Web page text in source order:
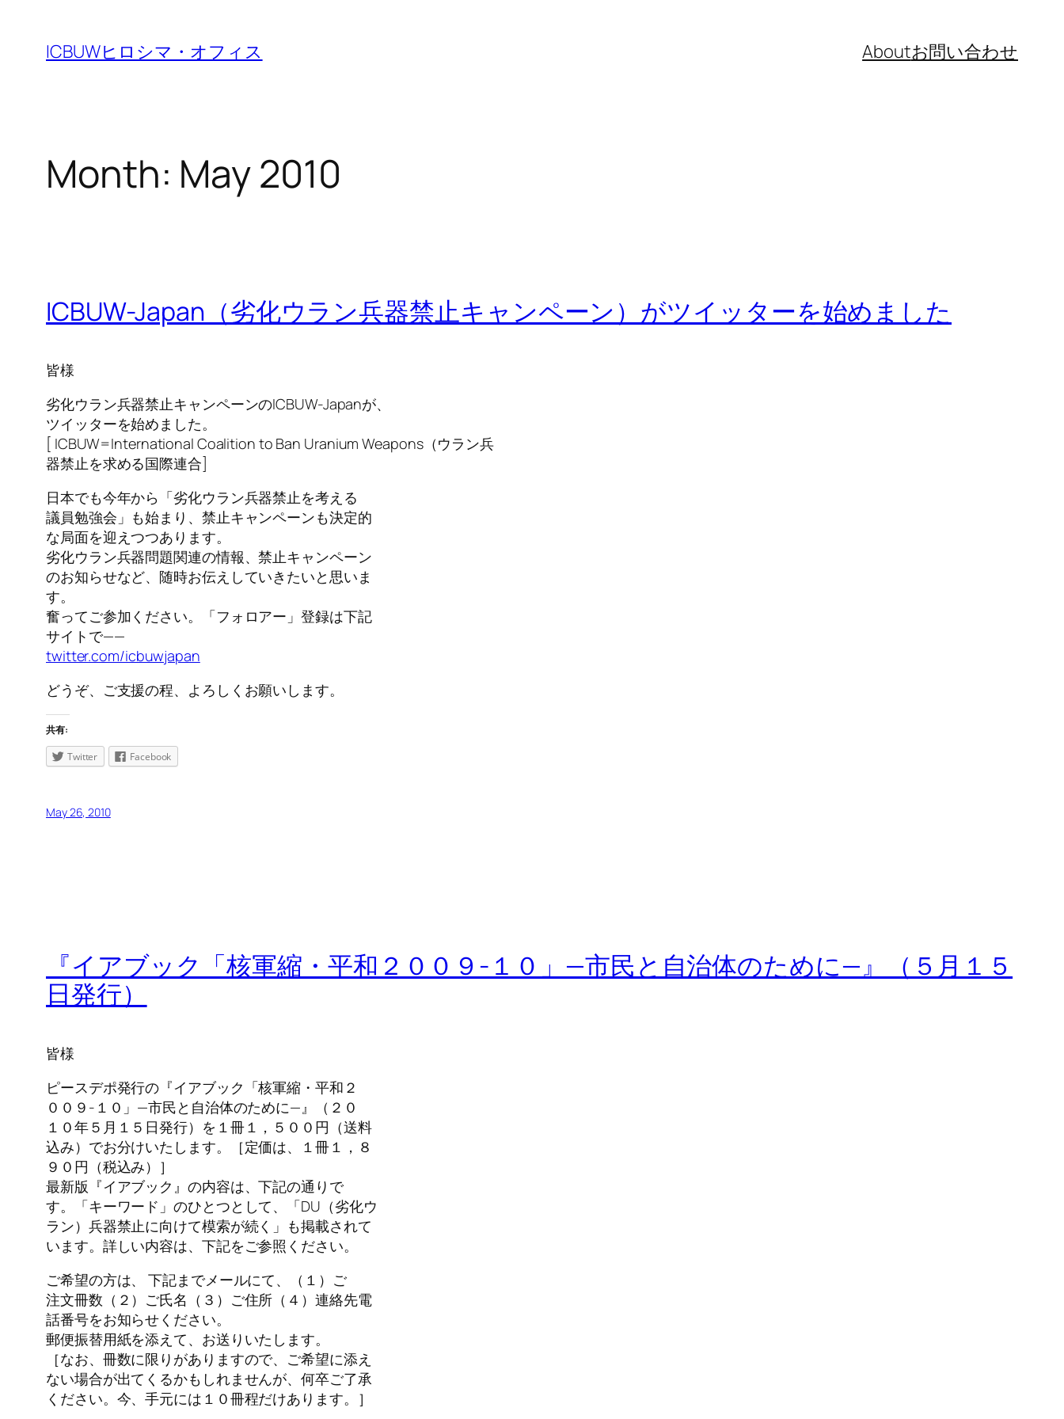
content
ICBUWヒロシマ・オフィス Aboutお問い合わせ
Month: May 2010
ICBUW-Japan（劣化ウラン兵器禁止キャンペーン）がツイッターを始めました
皆様
劣化ウラン兵器禁止キャンペーンのICBUW-Japanが、
ツイッターを始めました。
[ ICBUW=International Coalition to Ban Uranium Weapons（ウラン兵
器禁止を求める国際連合]
日本でも今年から「劣化ウラン兵器禁止を考える
議員勉強会」も始まり、禁止キャンペーンも決定的
な局面を迎えつつあります。
劣化ウラン兵器問題関連の情報、禁止キャンペーン
のお知らせなど、随時お伝えしていきたいと思いま
す。
奮ってご参加ください。「フォロアー」登録は下記
サイトで——
twitter.com/icbuwjapan
どうぞ、ご支援の程、よろしくお願いします。
共有:
Twitter
Facebook
May 26, 2010
『イアブック「核軍縮・平和２００９-１０」—市民と自治体のために—』（５月１５
日発行）
皆様
ピースデポ発行の『イアブック「核軍縮・平和２
００９-１０」—市民と自治体のために—』（２０
１０年５月１５日発行）を１冊１，５００円（送料
込み）でお分けいたします。［定価は、１冊１，８
９０円（税込み）］
最新版『イアブック』の内容は、下記の通りで
す。「キーワード」のひとつとして、「DU（劣化ウ
ラン）兵器禁止に向けて模索が続く」も掲載されて
います。詳しい内容は、下記をご参照ください。
ご希望の方は、 下記までメールにて、（１）ご
注文冊数（２）ご氏名（３）ご住所（４）連絡先電
話番号をお知らせください。
郵便振替用紙を添えて、お送りいたします。
［なお、冊数に限りがありますので、ご希望に添え
ない場合が出てくるかもしれませんが、何卒ご了承
ください。今、手元には１０冊程だけあります。］